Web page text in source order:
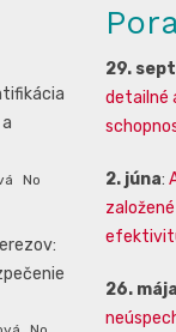
No
29.
detailné
2. júna:
26. mája